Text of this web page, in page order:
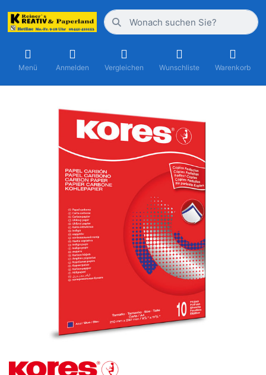
Menü Anmelden Vergleichen Wunschliste Warenkorb